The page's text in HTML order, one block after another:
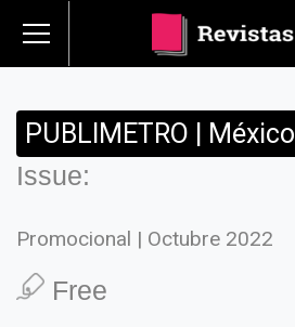
PUBLIMETRO | México
Issue:
Promocional | Octubre 2022
Free